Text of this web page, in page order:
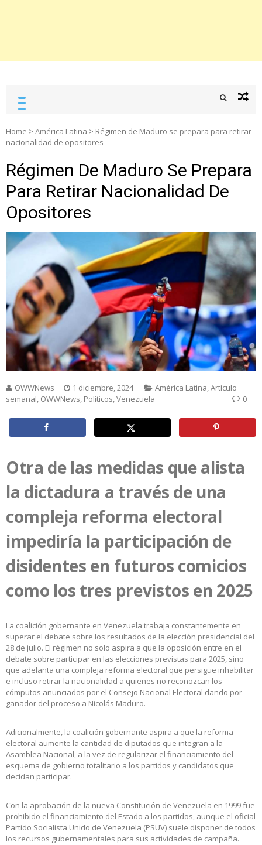
Home > América Latina > Régimen de Maduro se prepara para retirar
nacionalidad de opositores
Régimen De Maduro Se Prepara
Para Retirar Nacionalidad De
Opositores
OWWNews 1 diciembre, 2024 América Latina,Artículo
semanal, OWWNews, Políticos,Venezuela 0
Otra de las medidas que alista
la dictadura a través de una
compleja reforma electoral
impediría la participación de
disidentes en futuros comicios
como los tres previstos en 2025
La coalición gobernante en Venezuela trabaja constantemente en
superar el debate sobre los resultados de la elección presidencial del
28 de julio. El régimen no solo aspira a que la oposición entre en el
debate sobre participar en las elecciones previstas para 2025, sino
que adelanta una compleja reforma electoral que persigue inhabilitar
e incluso retirar la nacionalidad a quienes no reconozcan los
cómputos anunciados por el Consejo Nacional Electoral dando por
ganador del proceso a Nicolás Maduro.
Adicionalmente, la coalición gobernante aspira a que la reforma
electoral aumente la cantidad de diputados que integran a la
Asamblea Nacional, a la vez de regularizar el financiamiento del
esquema de gobierno totalitario a los partidos y candidatos que
decidan participar.
Con la aprobación de la nueva Constitución de Venezuela en 1999 fue
prohibido el financiamiento del Estado a los partidos, aunque el oficial
Partido Socialista Unido de Venezuela (PSUV) suele disponer de todos
los recursos gubernamentales para sus actividades de campaña.